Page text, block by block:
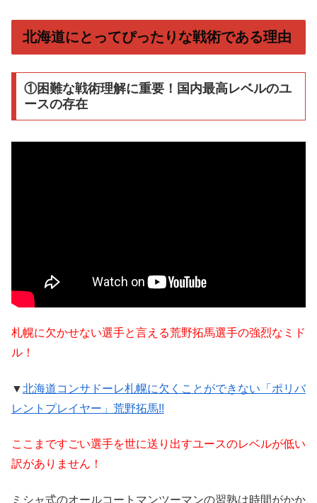
北海道にとってぴったりな戦術である理由
①困難な戦術理解に重要！国内最高レベルのユ
ースの存在
札幌に欠かせない選手と言える荒野拓馬選手の強烈なミド
ル！
▼北海道コンサドーレ札幌に欠くことができない「ポリバ
レントプレイヤー」荒野拓馬!!
ここまですごい選手を世に送り出すユースのレベルが低い
訳がありません！
ミシャ式のオールコートマンツーマンの習熟は時間がかか